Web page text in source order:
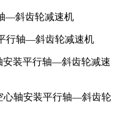
—斜齿轮减速机
行轴—斜齿轮减速机
安装平行轴—斜齿轮减速
心轴安装平行轴—斜齿轮